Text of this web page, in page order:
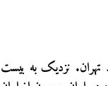
آزاد تهران. نزدیک به بیست